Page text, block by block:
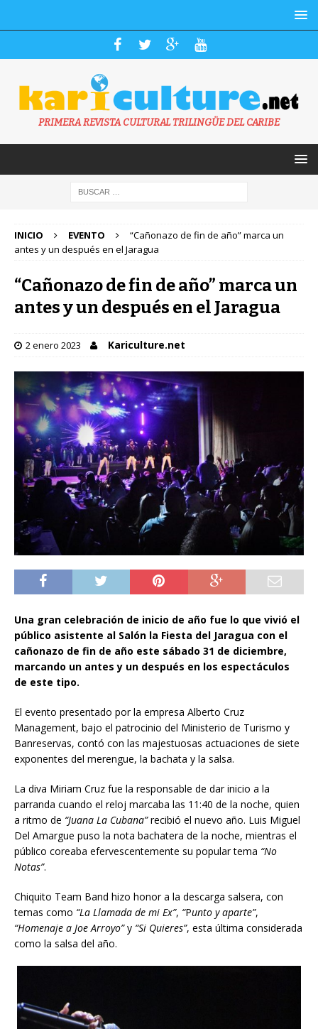
PRIMERA REVISTA CULTURAL TRILINGÜE DEL CARIBE
INICIO EVENTO
“Cañonazo de fin de año” marca un
antes y un después en el Jaragua
“Cañonazo de fin de año” marca un
antes y un después en el Jaragua
2 enero 2023 Kariculture.net
Una gran celebración de inicio de año fue lo que vivió el
público asistente al Salón la Fiesta del Jaragua con el
cañonazo de fin de año este sábado 31 de diciembre,
marcando un antes y un después en los espectáculos
de este tipo.
El evento presentado por la empresa Alberto Cruz
Management, bajo el patrocinio del Ministerio de Turismo y
Banreservas, contó con las majestuosas actuaciones de siete
exponentes del merengue, la bachata y la salsa.
La diva Miriam Cruz fue la responsable de dar inicio a la
parranda cuando el reloj marcaba las 11:40 de la noche, quien
a ritmo de “Juana La Cubana”recibió el nuevo año. Luis Miguel
Del Amargue puso la nota bachatera de la noche, mientras el
público coreaba efervescentemente su popular tema “No
Notas”.
Chiquito Team Band hizo honor a la descarga salsera, con
temas como “La Llamada de mi Ex”, “Punto y aparte”,
“Homenaje a Joe Arroyo”y “Si Quieres”, esta última considerada
como la salsa del año.